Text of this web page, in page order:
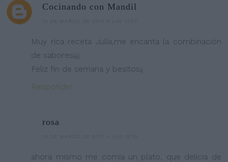
Cocinando con Mandil
Muy rica receta Julia,me encanta la combinación
de sabores¡¡¡¡
Feliz fin de semana y besitos¡¡
Responder
rosa
ahora mismo me comía un plato, que delicia de